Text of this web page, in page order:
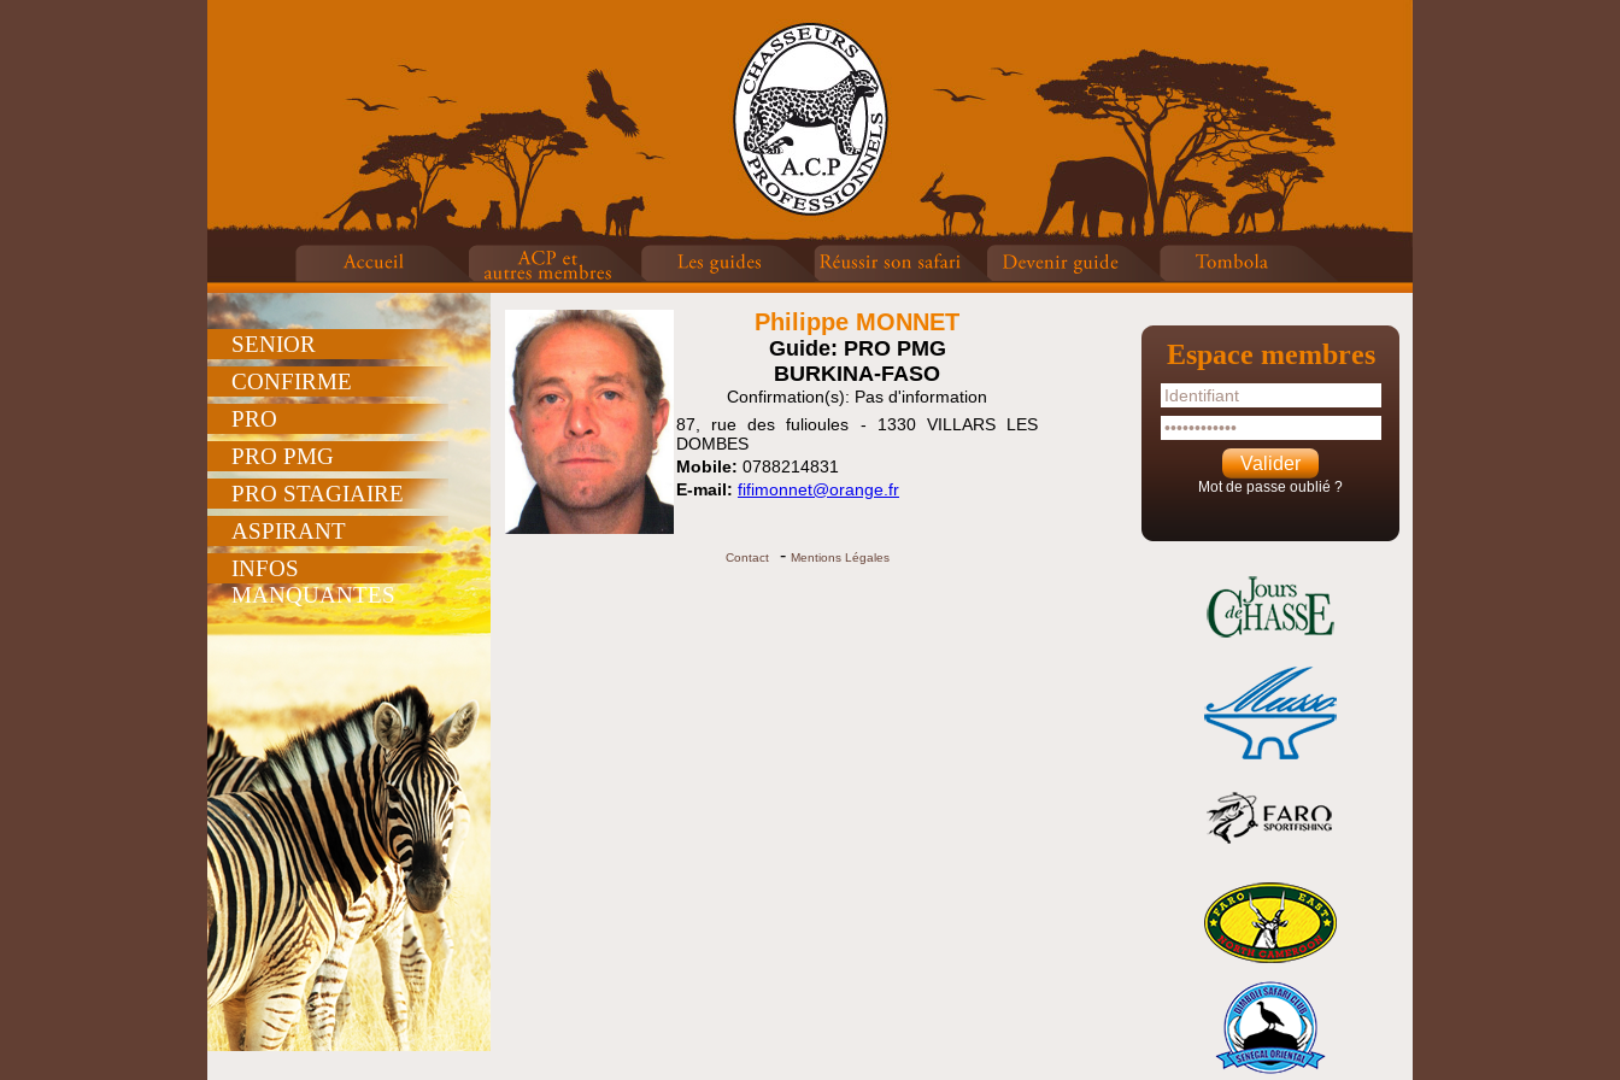
SENIOR
CONFIRME
PRO
PRO PMG
PRO STAGIAIRE
ASPIRANT
INFOS
MANQUANTES
Philippe MONNET
Guide: PRO PMG
BURKINA-FASO
Confirmation(s): Pas d'information
87, rue des fulioules - 1330 VILLARS LES
DOMBES
Mobile: 0788214831
E-mail: fifimonnet@orange.fr
Contact - Mentions Légales
Espace membres
Mot de passe oublié ?